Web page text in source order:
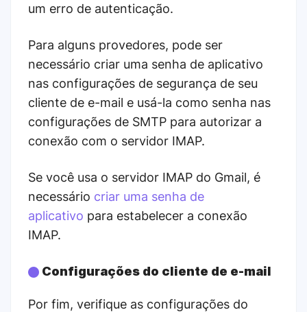
um erro de autenticação.
Para alguns provedores, pode ser
necessário criar uma senha de aplicativo
nas configurações de segurança de seu
cliente de e-mail e usá-la como senha nas
configurações de SMTP para autorizar a
conexão com o servidor IMAP.
Se você usa o servidor IMAP do Gmail, é
necessário criar uma senha de
aplicativo para estabelecer a conexão
IMAP.
Configurações do cliente de e-mail
Por fim, verifique as configurações do